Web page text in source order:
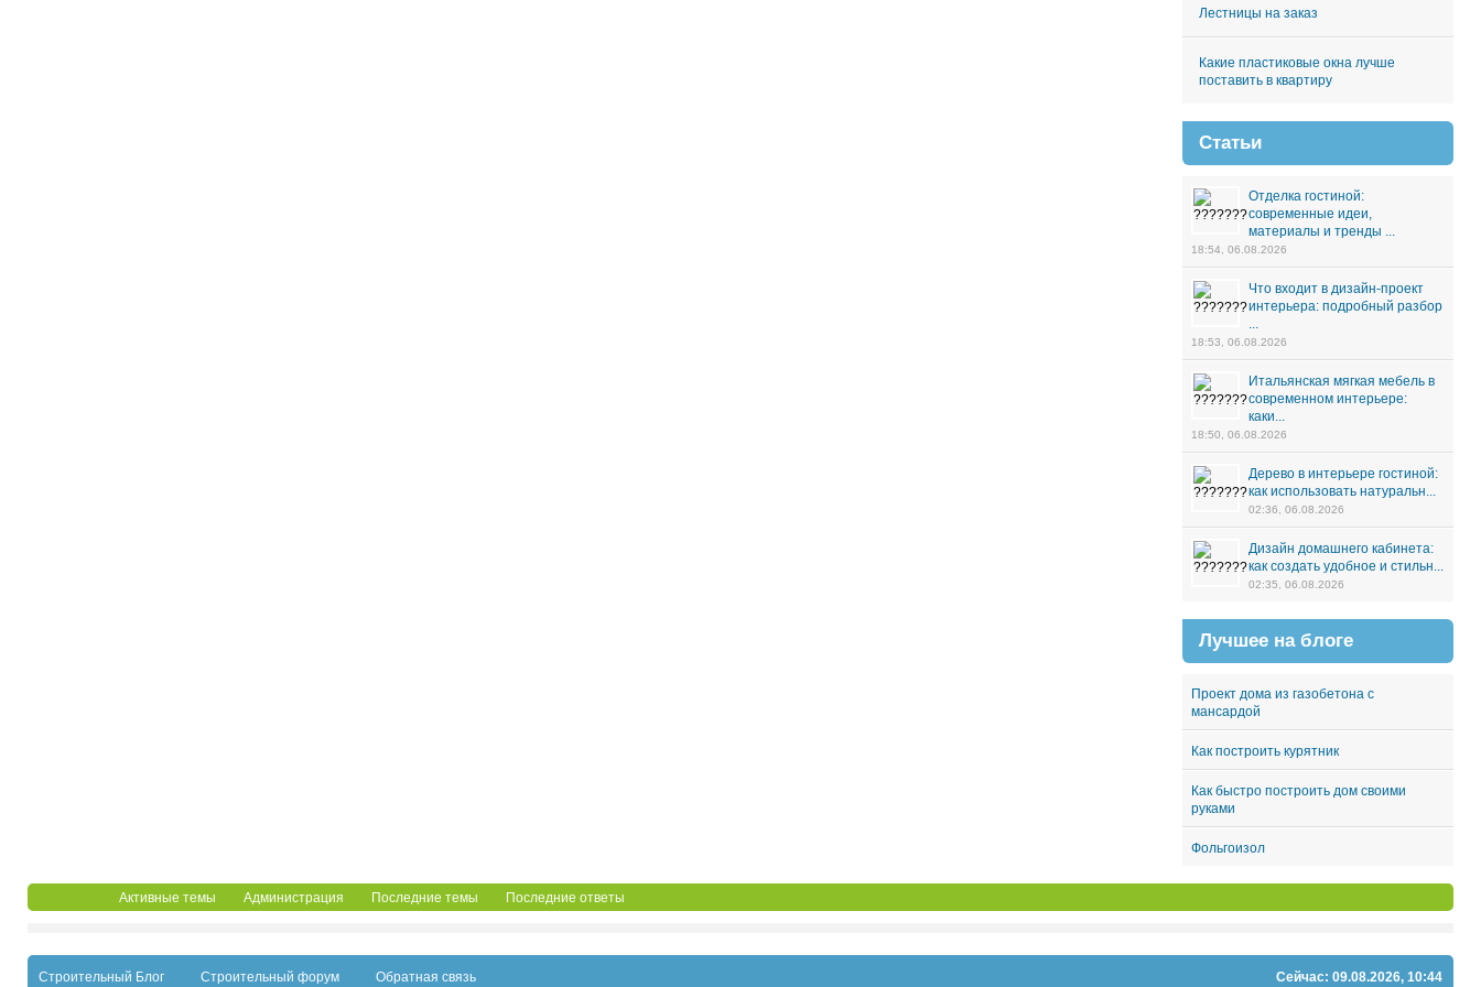
Лестницы на заказ
Какие пластиковые окна лучше
поставить в квартиру
Статьи
Отделка гостиной:
современные идеи,
материалы и тренды ...
18:54, 06.08.2026
Что входит в дизайн-проект
интерьера: подробный разбор
...
18:53, 06.08.2026
Итальянская мягкая мебель в
современном интерьере:
каки...
18:50, 06.08.2026
Дерево в интерьере гостиной:
как использовать натуральн...
02:36, 06.08.2026
Дизайн домашнего кабинета:
как создать удобное и стильн...
02:35, 06.08.2026
Лучшее на блоге
Проект дома из газобетона с
мансардой
Как построить курятник
Как быстро построить дом своими
руками
Фольгоизол
Активные темы Администрация Последние темы Последние ответы
Строительный Блог Строительный форум Обратная связь Сейчас: 09.08.2026, 10:44